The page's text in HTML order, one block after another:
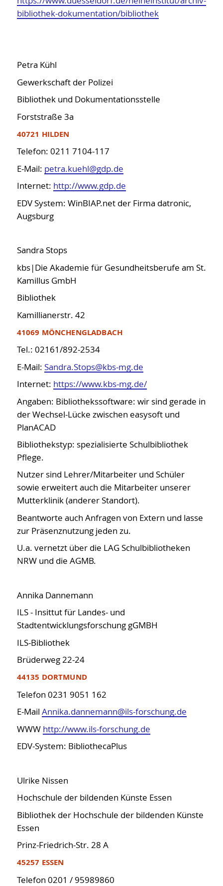
bibliothek-dokumentation/bibliothek
Petra Kühl
Gewerkschaft der Polizei
Bibliothek und Dokumentationsstelle
Forststraße 3a
40721 HILDEN
Telefon: 0211 7104-117
E-Mail: petra.kuehl@gdp.de
Internet: http://www.gdp.de
EDV System: WinBIAP.net der Firma datronic,
Augsburg
Sandra Stops
kbs|Die Akademie für Gesundheitsberufe am St.
Kamillus GmbH
Bibliothek
Kamillianerstr. 42
41069 MÖNCHENGLADBACH
Tel.: 02161/892-2534
E-Mail: Sandra.Stops@kbs-mg.de
Internet: https://www.kbs-mg.de/
Angaben: Bibliothekssoftware: wir sind gerade in
der Wechsel-Lücke zwischen easysoft und
PlanACAD
Bibliothekstyp: spezialisierte Schulbibliothek
Pflege.
Nutzer sind Lehrer/Mitarbeiter und Schüler
sowie erweitert auch die Mitarbeiter unserer
Mutterklinik (anderer Standort).
Beantworte auch Anfragen von Extern und lasse
zur Präsenznutzung jeden zu.
U.a. vernetzt über die LAG Schulbibliotheken
NRW und die AGMB.
Annika Dannemann
ILS - Insittut für Landes- und
Stadtentwicklungsforschung gGMBH
ILS-Bibliothek
Brüderweg 22-24
44135 DORTMUND
Telefon 0231 9051 162
E-Mail Annika.dannemann@ils-forschung.de
WWW http://www.ils-forschung.de
EDV-System: BibliothecaPlus
Ulrike Nissen
Hochschule der bildenden Künste Essen
Bibliothek der Hochschule der bildenden Künste
Essen
Prinz-Friedrich-Str. 28 A
45257 ESSEN
Telefon 0201 / 95989860